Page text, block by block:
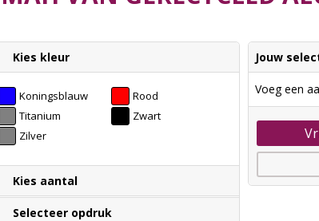
Kies kleur
Koningsblauw
Rood
Titanium
Zwart
Zilver
Kies aantal
Selecteer opdruk
Jouw
Voeg een